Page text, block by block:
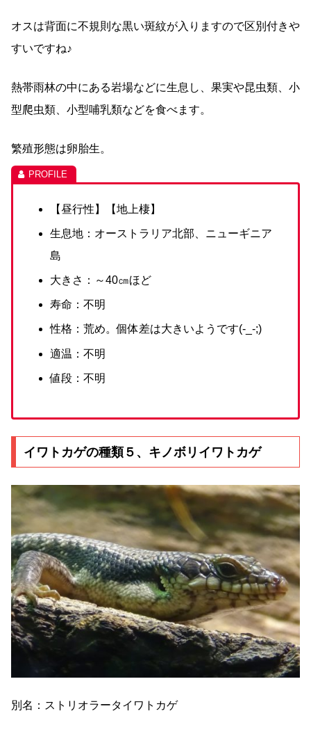
オスは背面に不規則な黒い斑紋が入りますので区別付きや
すいですね♪
熱帯雨林の中にある岩場などに生息し、果実や昆虫類、小
型爬虫類、小型哺乳類などを食べます。
繁殖形態は卵胎生。
【昼行性】【地上棲】
生息地：オーストラリア北部、ニューギニア
島
大きさ：～40㎝ほど
寿命：不明
性格：荒め。個体差は大きいようです(-_-;)
適温：不明
値段：不明
イワトカゲの種類５、キノボリイワトカゲ
別名：ストリオラータイワトカゲ